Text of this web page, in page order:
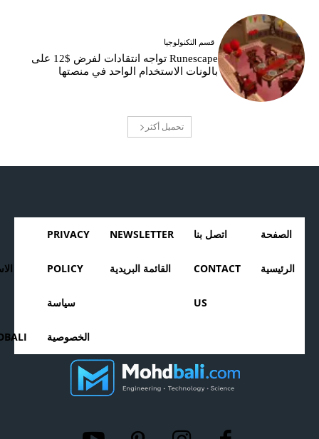
قسم التكنولوجيا
Runescape تواجه انتقادات لفرض $12 على
بالونات الاستخدام الواحد في منصتها
تحميل أكثر
الصفحة
الرئيسية
اتصل بنا
CONTACT
US
NEWSLETTER
القائمة البريدية
PRIVACY
POLICY
سياسة
الخصوصية